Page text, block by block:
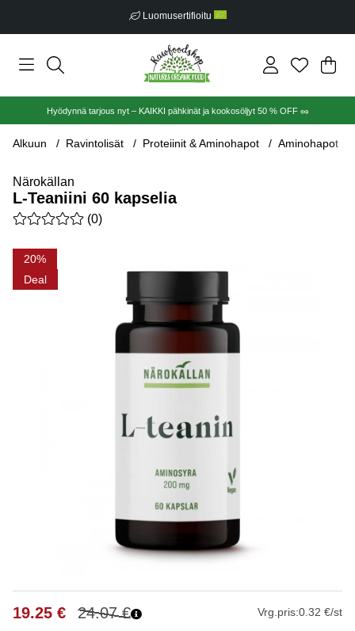
Ilmainen toimitus alkaen €30
.
Hyödynnä tarjous nyt – KAIKKI pähkinät ja kookosöljyt 50 % OFF 🥜
Alkuun Ravintolisät Proteiinit & Aminohapot Aminohapot
Närokällan
L-Teaniini 60 kapselia
Keskiarvoluokitus 0 / 5 Arvioiden määrä 0
(0)
20
Deal
Tuotekuvat L-Teaniini 60 kapselia
24.07€
19.25 € Vrg.pris:0.32 €/st